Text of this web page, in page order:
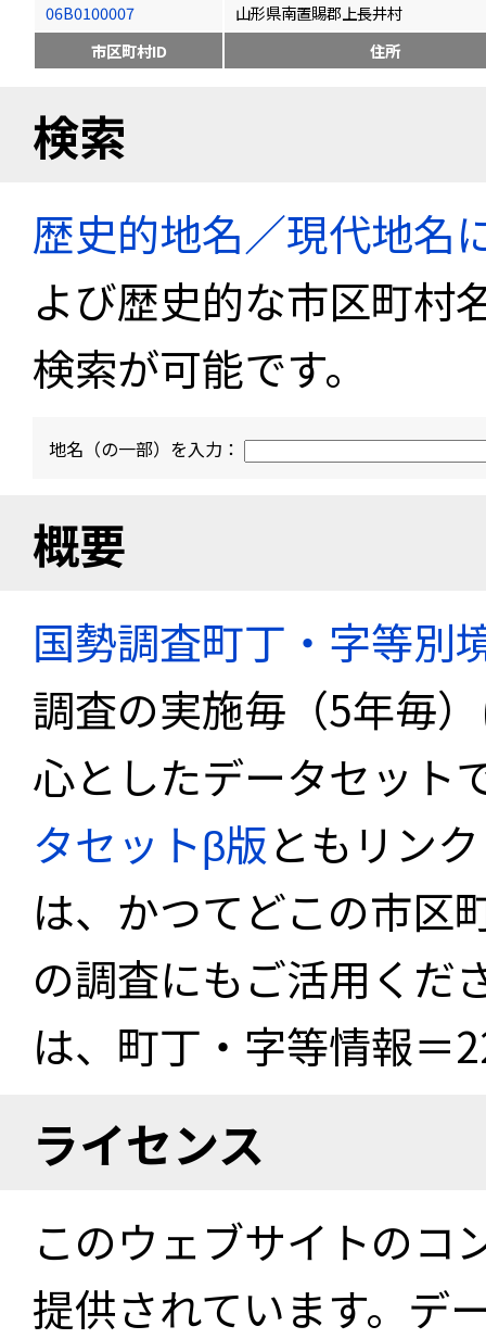
06B0100007
山形県南置賜郡上長井村
市区町村ID
住所
検索
歴史的地名／現代地名
よび歴史的な市区町村
検索が可能です。
地名（の一部）を入力：
概要
国勢調査町丁・字等別
調査の実施毎（5年毎
心としたデータセット
タセットβ版ともリン
は、かつてどこの市区
の調査にもご活用くだ
は、町丁・字等情報＝
ライセンス
このウェブサイトのコ
提供されています。デ